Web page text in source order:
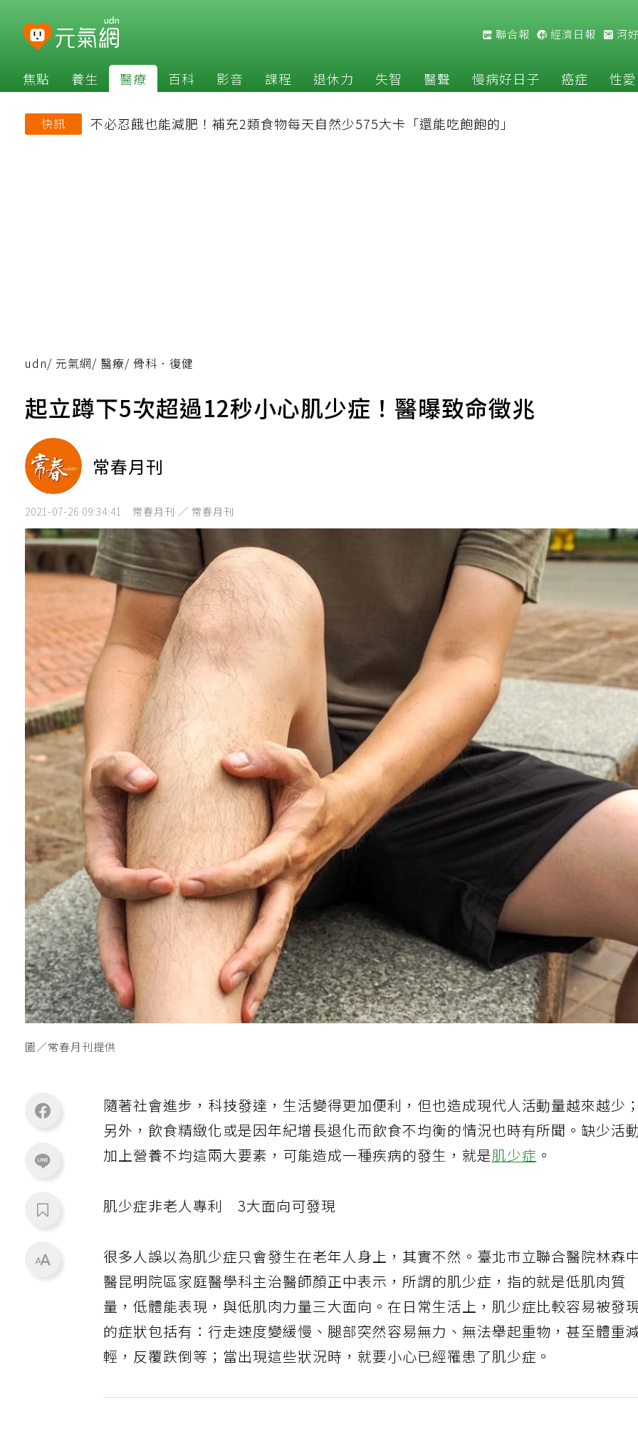
聯合報 經濟日報 河
焦點 養生 醫療 百科 影音 課程 退休力 失智 醫聲 慢病好日子 癌症 性愛
快訊 不必忍餓也能減肥！補充2類食物每天自然少575大卡「還能吃飽飽的」
udn/ 元氣網/ 醫療/ 骨科．復健
起立蹲下5次超過12秒小心肌少症！醫曝致命徵兆
常春月刊
2021-07-26 09:34:41 常春月刊 ／ 常春月刊
圖／常春月刊提供
隨著社會進步，科技發達，生活變得更加便利，但也造成現代人活動量越來越少
另外，飲食精緻化或是因年紀增長退化而飲食不均衡的情況也時有所聞。缺少活
加上營養不均這兩大要素，可能造成一種疾病的發生，就是肌少症 。
肌少症非老人專利3大面向可發現
很多人誤以為肌少症只會發生在老年人身上，其實不然。臺北市立聯合醫院林森
醫昆明院區家庭醫學科主治醫師顏正中表示，所謂的肌少症，指的就是低肌肉質
量，低體能表現，與低肌肉力量三大面向。在日常生活上，肌少症比較容易被發
的症狀包括有：行走速度變緩慢、腿部突然容易無力、無法舉起重物，甚至體重
輕，反覆跌倒等；當出現這些狀況時，就要小心已經罹患了肌少症。